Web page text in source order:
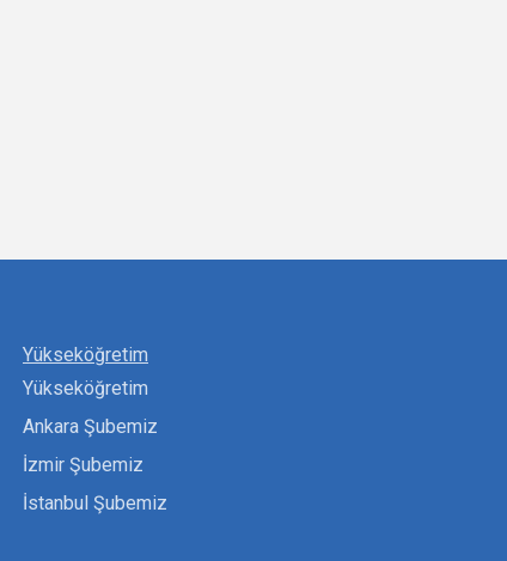
Yükseköğretim
Yükseköğretim
Ankara Şubemiz
İzmir Şubemiz
İstanbul Şubemiz